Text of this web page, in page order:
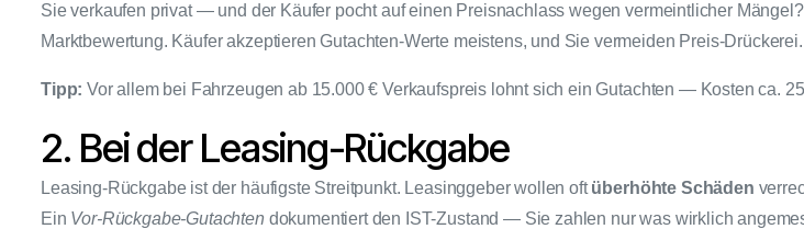
Sie verkaufen privat — und der Käufer pocht auf einen Preisnachlass wegen vermeintlicher
Marktbewertung. Käufer akzeptieren Gutachten-Werte meistens, und Sie vermeiden Preis-Drückerei.
Tipp: Vor allem bei Fahrzeugen ab 15.000 € Verkaufspreis lohnt sich ein Gutachten — Kosten ca.
2. Bei der Leasing-Rückgabe
Leasing-Rückgabe ist der häufigste Streitpunkt. Leasinggeber wollen oftüberhöhte Schäden
Ein Vor-Rückgabe-Gutachten dokumentiert den IST-Zustand — Sie zahlen nur was wirklich